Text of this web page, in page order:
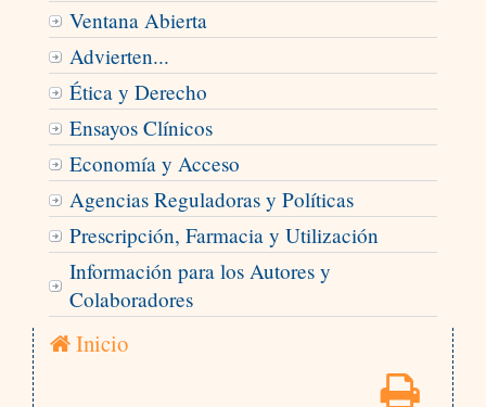
Ventana Abierta
Advierten...
Ética y Derecho
Ensayos Clínicos
Economía y Acceso
Agencias Reguladoras y Políticas
Prescripción, Farmacia y Utilización
Información para los Autores y
Colaboradores
Inicio